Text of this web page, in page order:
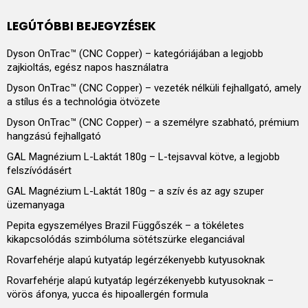
LEGÚTÓBBI BEJEGYZÉSEK
Dyson OnTrac™ (CNC Copper) – kategóriájában a legjobb
zajkioltás, egész napos használatra
Dyson OnTrac™ (CNC Copper) – vezeték nélküli fejhallgató, amely
a stílus és a technológia ötvözete
Dyson OnTrac™ (CNC Copper) – a személyre szabható, prémium
hangzású fejhallgató
GAL Magnézium L-Laktát 180g – L-tejsavval kötve, a legjobb
felszívódásért
GAL Magnézium L-Laktát 180g – a szív és az agy szuper
üzemanyaga
Pepita egyszemélyes Brazil Függőszék – a tökéletes
kikapcsolódás szimbóluma sötétszürke eleganciával
Rovarfehérje alapú kutyatáp legérzékenyebb kutyusoknak
Rovarfehérje alapú kutyatáp legérzékenyebb kutyusoknak –
vörös áfonya, yucca és hipoallergén formula